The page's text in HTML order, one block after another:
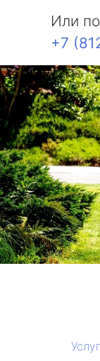
Или
+7